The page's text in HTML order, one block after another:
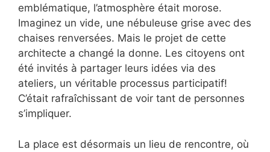
emblématique, l’atmosphère était morose.
Imaginez un vide, une nébuleuse grise avec des
chaises renversées. Mais le projet de cette
architecte a changé la donne. Les citoyens ont
été invités à partager leurs idées via des
ateliers, un véritable processus participatif!
C’était rafraîchissant de voir tant de personnes
s’impliquer.
La place est désormais un lieu de rencontre, où